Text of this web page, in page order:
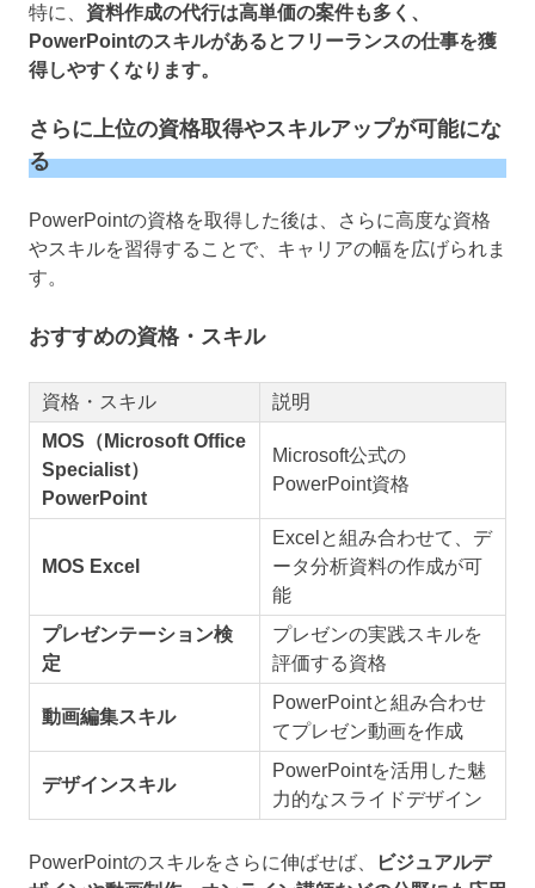
特に、 資料作成の代行は高単価の案件も多く、
PowerPointのスキルがあるとフリーランスの仕事を獲
得しやすくなります。
さらに上位の資格取得やスキルアップが可能にな
る
PowerPointの資格を取得した後は、さらに高度な資格
やスキルを習得することで、キャリアの幅を広げられま
す。
おすすめの資格・スキル
資格・スキル
説明
MOS（Microsoft Office
Specialist）
PowerPoint
Microsoft公式の
PowerPoint資格
MOS Excel
Excelと組み合わせて、デ
ータ分析資料の作成が可
能
プレゼンテーション検
定
プレゼンの実践スキルを
評価する資格
動画編集スキル
PowerPointと組み合わせ
てプレゼン動画を作成
デザインスキル
PowerPointを活用した魅
力的なスライドデザイン
PowerPointのスキルをさらに伸ばせば、
ビジュアルデ